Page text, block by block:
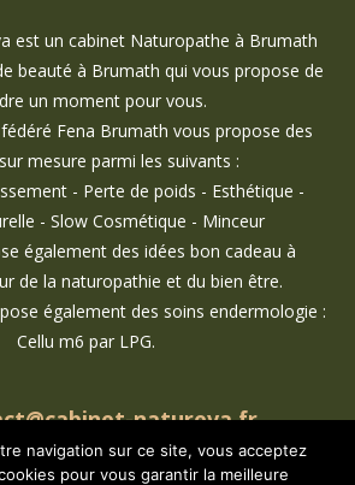
est un cabinet Naturopathe à Brumath
beauté à Brumath qui vous propose de
un moment pour vous.
Fena Brumath vous propose des
mesure parmi les suivants :
- Perte de poids - Esthétique -
- Slow Cosmétique - Minceur
également des idées bon cadeau à
de la naturopathie et du bien être.
également des soins endermologie :
Cellu m6 par LPG.
natureva.fr
07 69 29 99 59
cabinet.natureva
navigation sur ce site, vous acceptez
pour vous garantir la meilleure